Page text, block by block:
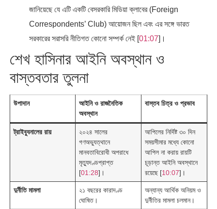
জানিয়েছে যে এটি একটি বেসরকারি মিডিয়া ক্লাবের (Foreign
Correspondents’ Club) আয়োজন ছিল এবং এর সঙ্গে ভারত
সরকারের সরাসরি নীতিগত কোনো সম্পর্ক নেই [01:07]।
শেখ হাসিনার আইনি অবস্থান ও
বাস্তবতার তুলনা
উপাদান
আইনি ও রাজনৈতিক
অবস্থান
বাস্তব চিত্র ও প্রভাব
ট্রাইব্যুনালের রায়
২০২৪ সালের
গণঅভ্যুত্থানে
মানবতাবিরোধী অপরাধে
মৃত্যুদণ্ডপ্রাপ্ত
[01:28]।
আপিলের নির্দিষ্ট ৩০ দিন
সময়সীমার মধ্যে কোনো
আপিল না করায় রায়টি
চূড়ান্ত আইনি অবস্থানে
রয়েছে [10:07]।
দুর্নীতি মামলা
২১ বছরের কারাদণ্ড
ঘোষিত।
অন্যান্য আর্থিক অনিয়ম ও
দুর্নীতির মামলা চলমান।